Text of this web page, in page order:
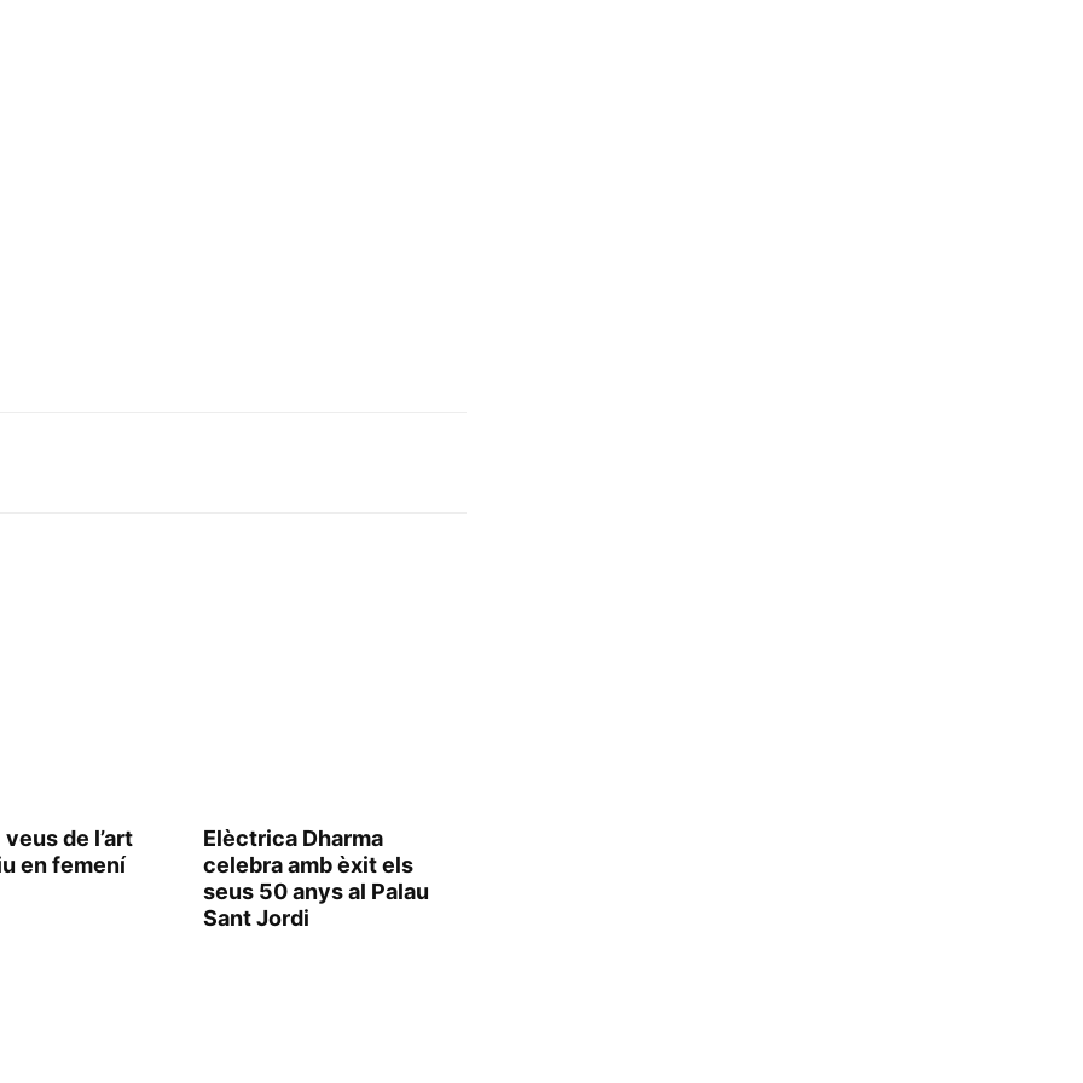
de l’art
en femení
Elèctrica Dharma
celebra amb èxit els
seus 50 anys al Palau
Sant Jordi